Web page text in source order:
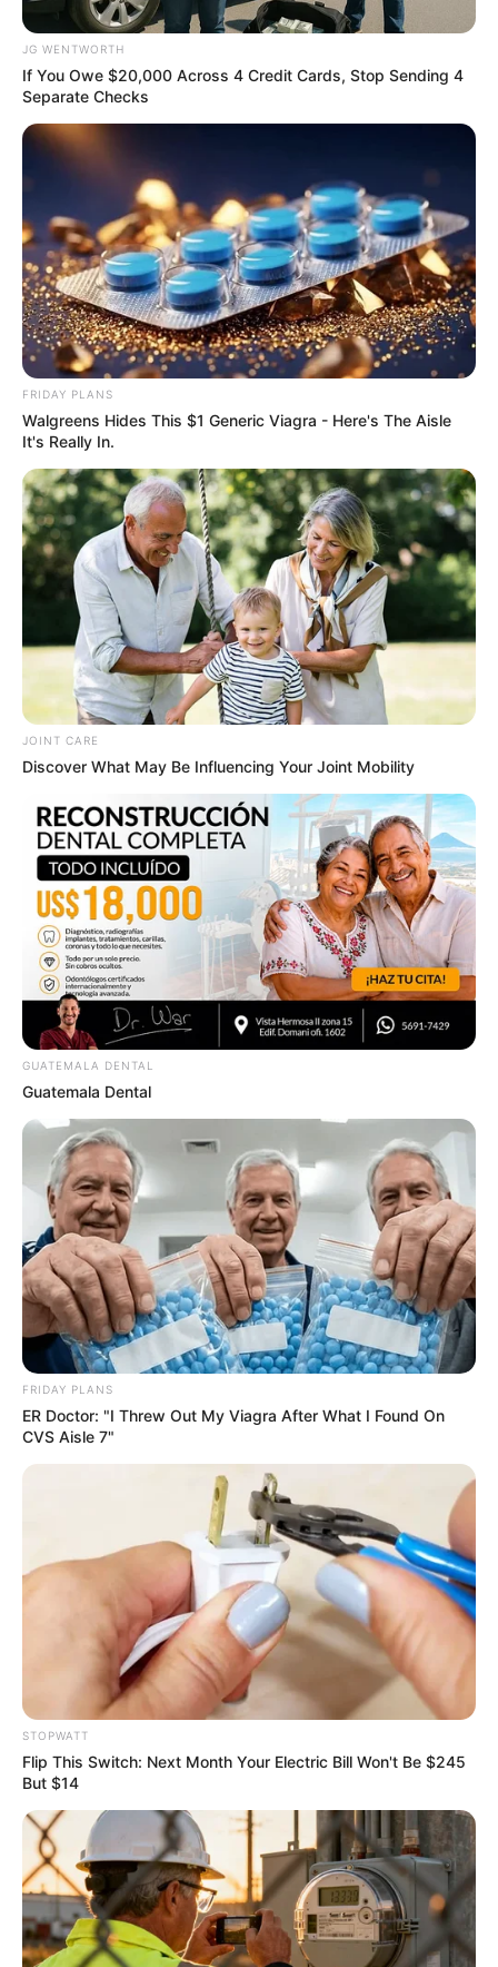
ชื่อ “นางยักษ์บริสุทธิ์” กายเป็นเทพธิดา หน้าเป็นกระบือป่า
ทรงอาภรณ์สีทอง กายสีชมพู มือถือพัด
แม่ซื้อประจำวันพุธ
ชื่อ “สามลทัศ” กายเป็นเทพธิดา หน้าเป็นช้าง ทรงอาภรณ์
สีทอง กายสีเขียว มือถือพัด
แม่ซื้อประจำวันพฤหัสบดี
ชื่อ “กาโลทุก” กายเป็นเทพธิดา หน้าเป็นกวาง ทรงอาภรณ์
สีทอง กายสีเหลืองอ่อน มือถือพัด
แม่ซื้อประจำวันศุกร์
ชื่อ “ยักษ์นงเยาว์” กายเป็นเทพธิดา หน้าเป็นโค ทรง
อาภรณ์สีทอง กายสีแดง มือถือพัด
แม่ซื้อประจำวันเสาร์
ชื่อ “เอกาไลย” กายเป็นเทพธิดา หน้าเป็นเสือ ทรงอาภรณ์สี
ทอง กายสีดำ มือถือพัด
https://seeme.me/ch/personality/96y23W?
pl=DNb9JD
เคล็ดลับเติมแต้มบุญตามวันเกิด เพิ่มพลัง
ข้อมูลโดย : อ.แพธ ลูกแก้วเทพเจ้าไอยคุปต์
HOROLiveดูดวงสดบนมือถือ ทุกที่ทุกเวลา กับหมอดู
คุณภาพที่เราคัดสรรมาแล้ว
หมอดูอารมณ์ดีมีเพียบ ดาวน์โหลดเลย
http://bit.ly/2OeDz8r
รายละเอียดเพิ่มเติมhttps://live.horolive.com/
ความเชื่อ ดูดวงเด็กทารก เด็กแรกเกิด
แม่ซื้อประจำวันเกิด
ABOUT THE AUTHOR
เจ้าหมอดู
เนื้อหาที่ได้รับการโปรโมต
Arthrologist Begs To Stop Buying Knee Braces -
Do This Instead
FORGE BODY
JG WENTWORTH
If You Owe $20,000 Across 4 Credit Cards, Stop Sending 4
Separate Checks
FRIDAY PLANS
Walgreens Hides This $1 Generic Viagra - Here's The Aisle
It's Really In.
JOINT CARE
Discover What May Be Influencing Your Joint Mobility
GUATEMALA DENTAL
Guatemala Dental
FRIDAY PLANS
ER Doctor: "I Threw Out My Viagra After What I Found On
CVS Aisle 7"
STOPWATT
Flip This Switch: Next Month Your Electric Bill Won't Be $245
But $14